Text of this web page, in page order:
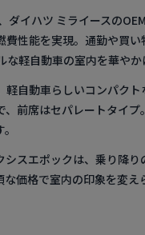
ダイハツ ミライースの
性能を実現。通勤や買
な軽自動車の室内を華やか
軽自動車らしいコンパク
、前席はセパレートタイ
シスエポックは、乗り降
な価格で室内の印象を変